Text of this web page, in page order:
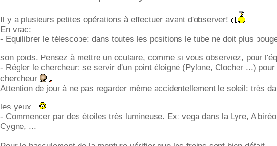
Il y a plusieurs petites opérations à effectuer avant d'observer!
En vrac:
- Equilibrer le télescope: dans toutes les positions le tube ne doit plus
son poids. Pensez à mettre un oculaire, comme si vous observiez, pour
- Régler le chercheur: se servir d'un point éloigné (Pylone, Clocher ...) pour
chercheur
Attention de jour à ne pas regarder même accidentellement le soleil: très
les yeux
- Commencer par des étoiles très lumineuse. Ex: vega dans la Lyre,
Cygne, ...